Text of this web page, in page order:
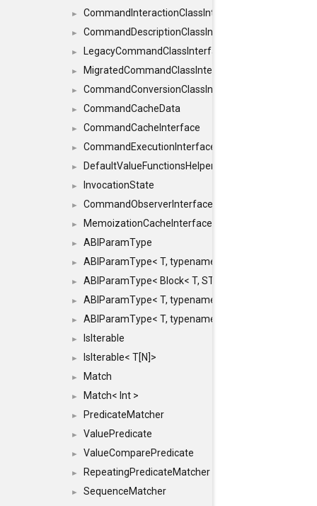
► CommandInteractionClassInterface
► CommandDescriptionClassInterface
► LegacyCommandClassInterface
► MigratedCommandClassInterface
► CommandConversionClassInterface
► CommandCacheData
► CommandCacheInterface
► CommandExecutionInterface
► DefaultValueFunctionsHelper< const Result<
► InvocationState
► CommandObserverInterface
► MemoizationCacheInterface
► ABIParamType
► ABIParamType< T, typename std::enable_if<
► ABIParamType< Block< T, STRIDED, MOVE > >
► ABIParamType< T, typename std::enable_if<
► ABIParamType< T, typename std::enable_if<
► IsIterable
► IsIterable< T[N]>
► Match
► Match< Int >
► PredicateMatcher
► ValuePredicate
► ValueComparePredicate
► RepeatingPredicateMatcher
►
SequenceMatcher